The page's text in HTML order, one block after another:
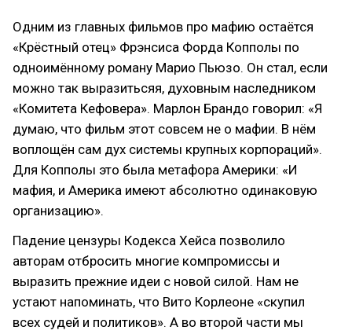
Одним из главных фильмов про мафию остаётся
«Крёстный отец» Фрэнсиса Форда Копполы по
одноимённому роману Марио Пьюзо. Он стал, если
можно так выразитьсяя, духовным наследником
«Комитета Кефовера». Марлон Брандо говорил: «Я
думаю, что фильм этот совсем не о мафии. В нём
воплощён сам дух системы крупных корпораций».
Для Копполы это была метафора Америки: «И
мафия, и Америка имеют абсолютно одинаковую
организацию».
Падение цензуры Кодекса Хейса позволило
авторам отбросить многие компромиссы и
выразить прежние идеи с новой силой. Нам не
устают напоминать, что Вито Корлеоне «скупил
всех судей и политиков». А во второй части мы